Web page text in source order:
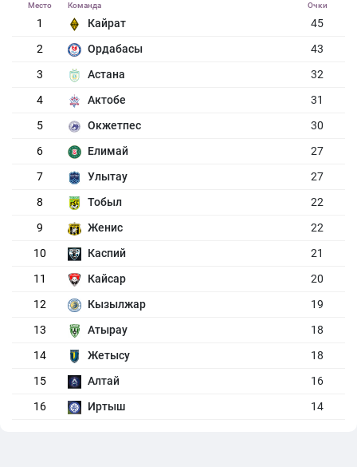
Место Команда Очки
1 Кайрат
45
2
Ордабасы
43
3
Астана
32
4
Актобе
31
5
Окжетпес
30
6
Елимай
27
7
Улытау
27
8
Тобыл
22
9
Женис
22
10
Каспий
21
11
Кайсар
20
12
Кызылжар
19
13
Атырау
18
14
Жетысу
18
15
Алтай
16
16
Иртыш 14